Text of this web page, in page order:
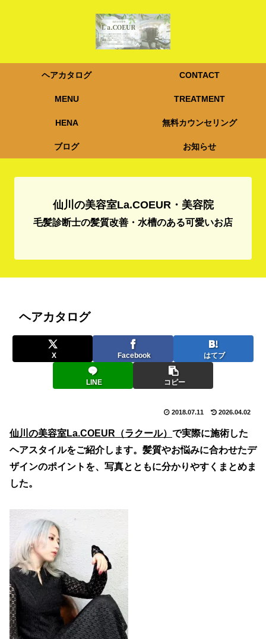
ヘアカタログ CONTACT
MENU TREATMENT
HENA 無料カウンセリング
ブログ お知らせ
仙川の美容室La.COEUR・美容院
毛髪診断士の髪質改善・水槽のある可愛いお店
ヘアカタログ
X Facebook はてブ
LINE コピー
2018.07.11 2026.04.02
仙川の美容室La.COEUR（ラクール） で実際に施術した
ヘアスタイルをご紹介します。髪質やお悩みに合わせたデ
ザインのポイントを、写真とともに分かりやすくまとめま
した。